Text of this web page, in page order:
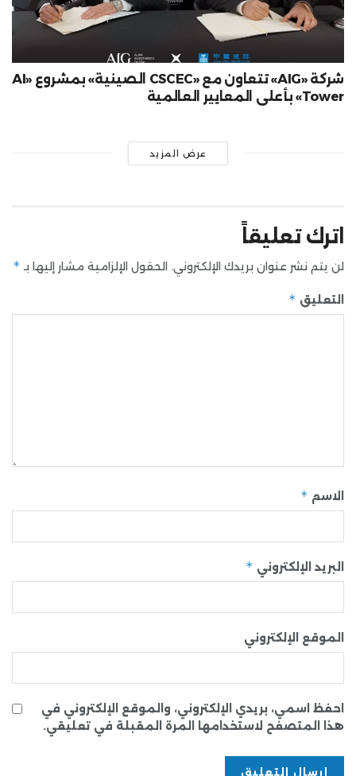
شركة «AIG» تتعاون مع «CSCEC الصينية» بمشروع «AI
Tower» بأعلى المعايير العالمية
عرض المزيد
اترك تعليقاً
لن يتم نشر عنوان بريدك الإلكتروني. الحقول الإلزامية مشار إليها بـ *
التعليق *
الاسم *
البريد الإلكتروني *
الموقع الإلكتروني
احفظ اسمي، بريدي الإلكتروني، والموقع الإلكتروني في
هذا المتصفح لاستخدامها المرة المقبلة في تعليقي.